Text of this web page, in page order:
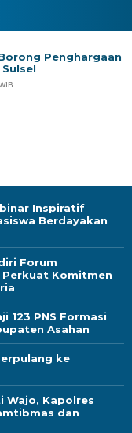
Inspiratif
Berdayakan
Forum
Perkuat Komitmen
123 PNS Formasi
Asahan
ke
Wajo, Kapolres
dan
Penghargaan
Sulsel